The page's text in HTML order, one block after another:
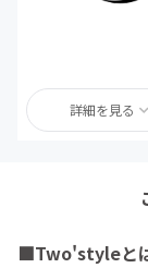
詳細を見る
■Two'styleと